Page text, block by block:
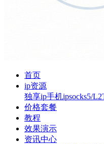
首页
ip资源
独享ip手机ipsocks5/
价格套餐
教程
效果演示
资讯中心